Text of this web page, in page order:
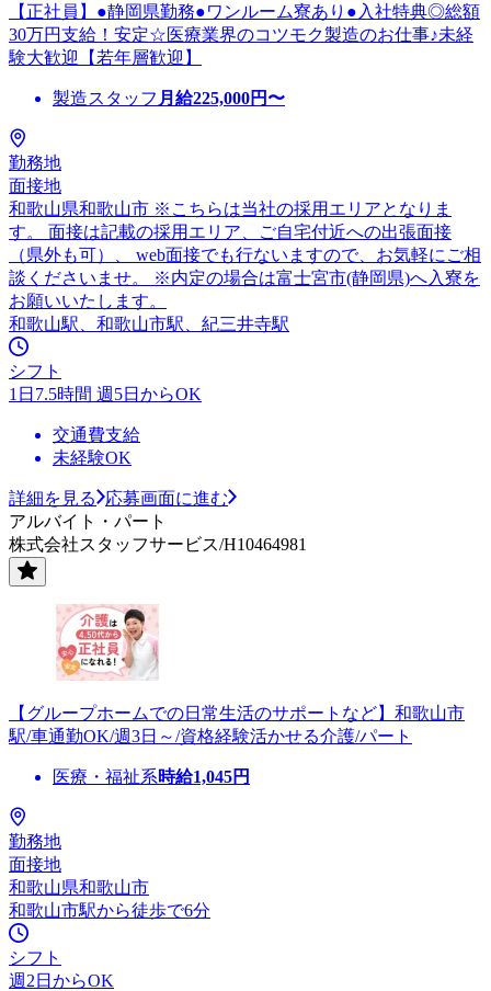
【正社員】●静岡県勤務●ワンルーム寮あり●入社特典◎総額
30万円支給！安定☆医療業界のコツモク製造のお仕事♪未経
験大歓迎【若年層歓迎】
製造スタッフ 月給225,000円〜
勤務地
面接地
和歌山県和歌山市 ※こちらは当社の採用エリアとなりま
す。 面接は記載の採用エリア、ご自宅付近への出張面接
（県外も可）、 web面接でも行ないますので、お気軽にご相
談くださいませ。 ※内定の場合は富士宮市(静岡県)へ入寮を
お願いいたします。
和歌山駅、和歌山市駅、紀三井寺駅
シフト
1日7.5時間 週5日からOK
交通費支給
未経験OK
詳細を見る
応募画面に進む
アルバイト・パート
株式会社スタッフサービス/H10464981
【グループホームでの日常生活のサポートなど】和歌山市
駅/車通勤OK/週3日～/資格経験活かせる介護/パート
医療・福祉系時給1,045円
勤務地
面接地
和歌山県和歌山市
和歌山市駅から徒歩で6分
シフト
週2日からOK